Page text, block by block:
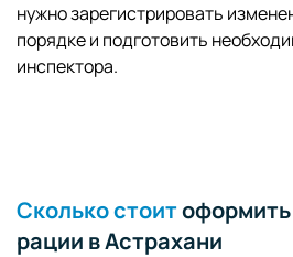
нужно зарегистрировать
порядке и подготовить
инспектора.
Сколько стоитоформить
рации в Астрахани